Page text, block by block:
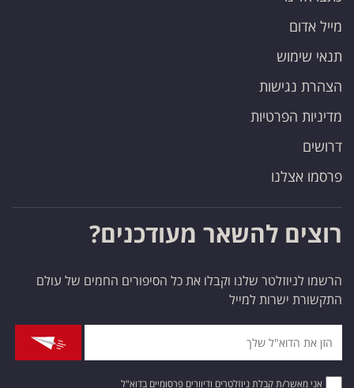
מייל אדום
תנאי שימוש
הצהרת נגישות
מדיניות הפרטיות
דרושים
פרסמו אצלנו
רוצים להשאר מעודכנים?
הרשמו לניוזלטר שלנו וקבלו את כל הסיפורים החמים של עולם
התקשורת ישרות למייל
אני מאשר/ת קבלת ניוזלטרים ודיוורים פרסומיים בדוא"ל